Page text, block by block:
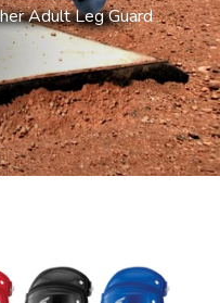
Adult Leg Guard